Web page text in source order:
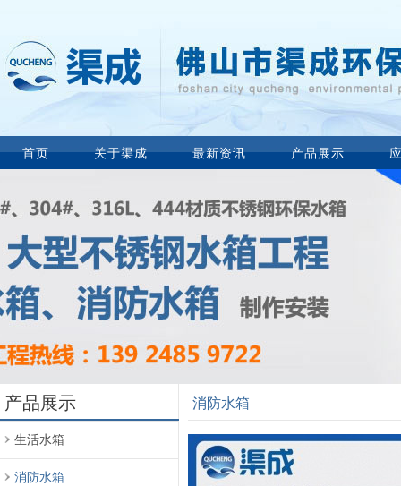
首页 关于渠成 最新资讯 产品展示
产品展示
生活水箱
消防水箱
消防水箱